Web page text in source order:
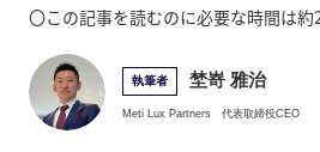
〇この記事を読むのに必要な時間は約2
執筆者 埜嵜 雅治
Meti Lux Partners 代表取締役CEO